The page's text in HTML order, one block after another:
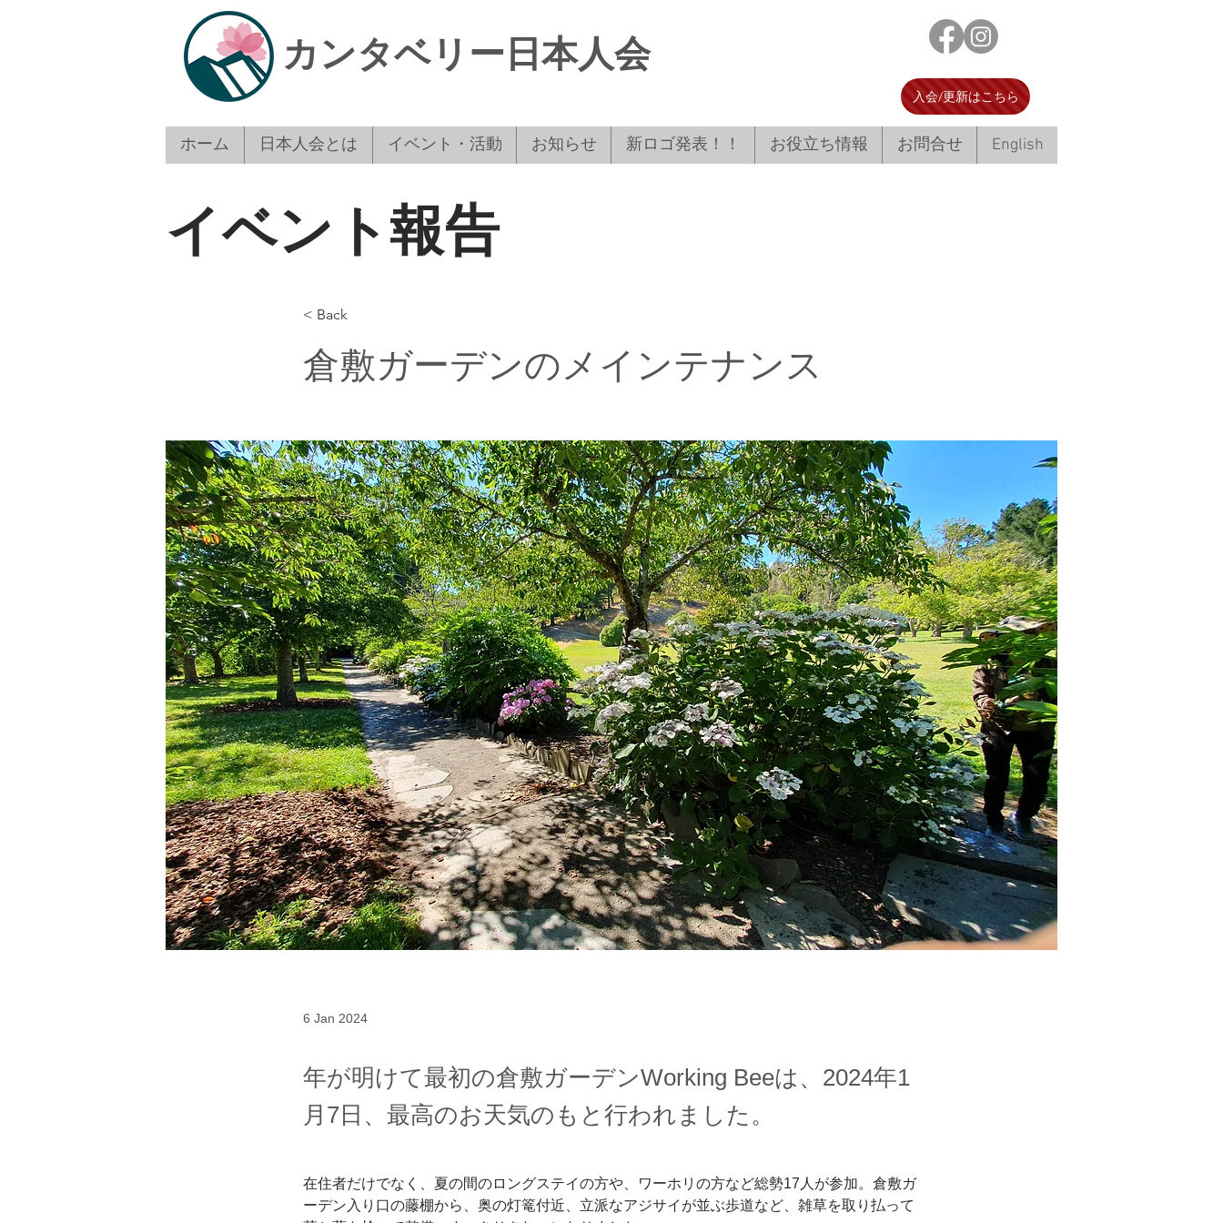
​カンタベリー日本人会
入会/更新はこちら
ホーム 日本人会とは イベント・活動 お知らせ 新ロゴ発表！！ お役立ち情報 お問合せ English
イベント報告
< Back
倉敷ガーデンのメインテナンス
6 Jan 2024
年が明けて最初の倉敷ガーデンWorking Beeは、2024年1
月7日、最高のお天気のもと行われました。
在住者だけでなく、夏の間のロングステイの方や、ワーホリの方など総勢17人が参加。倉敷ガ
ーデン入り口の藤棚から、奥の灯篭付近、立派なアジサイが並ぶ歩道など、雑草を取り払って